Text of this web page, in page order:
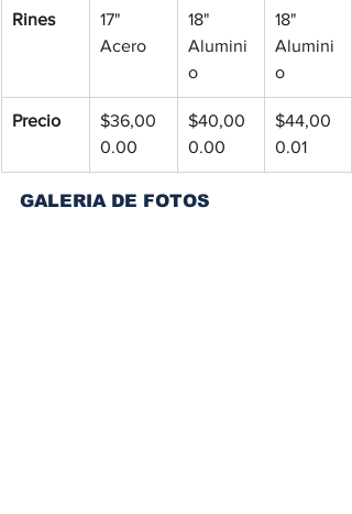
Rines
17"
Acero
18"
Alumini
o
18"
Alumini
o
Precio
$36,00
0.00
$40,00
0.00
$44,00
0.01
GALERIA DE FOTOS